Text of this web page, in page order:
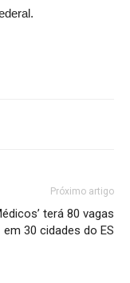
Próximo artigo
terá 80 vagas
em 30 cidades do ES